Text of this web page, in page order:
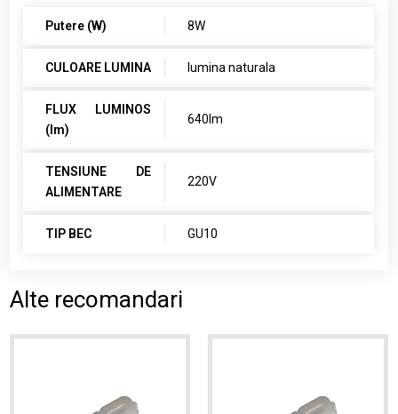
Putere (W) 8W
CULOARE LUMINA lumina naturala
FLUX LUMINOS
(lm)
640lm
TENSIUNE DE
ALIMENTARE
220V
TIP BEC GU10
Alte recomandari